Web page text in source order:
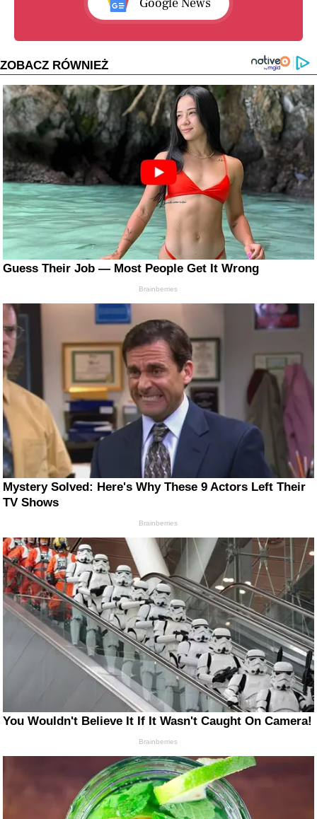
ZOBACZ RÓWNIEŻ
Guess Their Job — Most People Get It Wrong
Brainberries
Mystery Solved: Here's Why These 9 Actors Left Their
TV Shows
Brainberries
You Wouldn't Believe It If It Wasn't Caught On Camera!
Brainberries